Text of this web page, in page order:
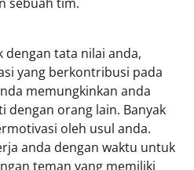
dengan tata nilai anda,
yang berkontribusi pada
memungkinkan anda
dengan orang lain. Banyak
oleh usul anda.
anda dengan waktu untuk
teman yang memiliki